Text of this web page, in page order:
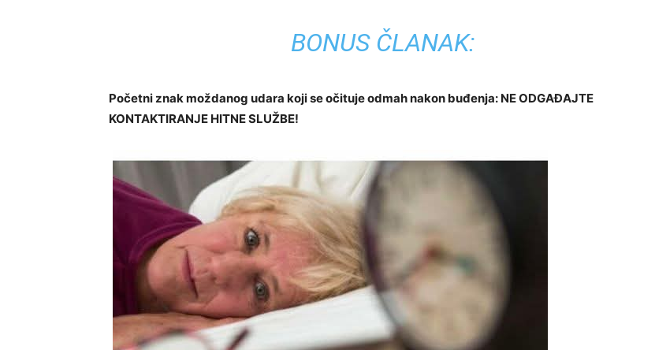
BONUS ČLANAK:
Početni znak moždanog udara koji se očituje odmah nakon buđenja: NE ODGAĐAJTE
KONTAKTIRANJE HITNE SLUŽBE!